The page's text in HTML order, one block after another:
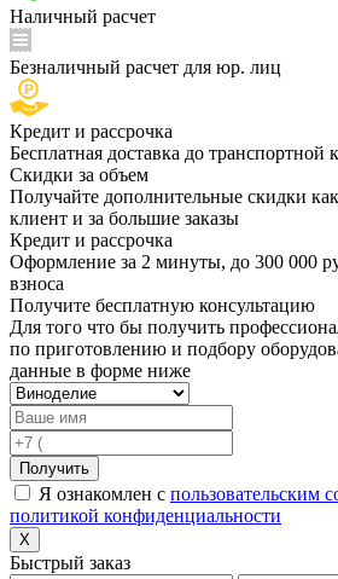
Наличный расчет
Безналичный расчет для юр. лиц
Кредит и рассрочка
Бесплатная доставка до транспортной
Скидки за объем
Получайте дополнительные скидки
клиент и за большие заказы
Кредит и рассрочка
Оформление за 2 минуты, до 300 000
взноса
Получите бесплатную консультацию
Для того что бы получить
по приготовлению и подбору
данные в форме ниже
Получить
Я ознакомлен с пользовательским
политикой конфиденциальности
X
Быстрый заказ